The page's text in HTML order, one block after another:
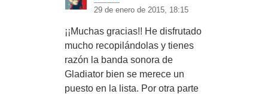
29 de enero de 2015, 18:15
¡¡Muchas gracias!! He disfrutado
mucho recopilándolas y tienes
razón la banda sonora de
Gladiator bien se merece un
puesto en la lista. Por otra parte